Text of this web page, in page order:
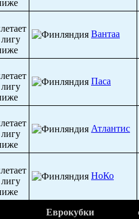
Вантаа
Паса
Атлантис
НоКо
Еврокубки